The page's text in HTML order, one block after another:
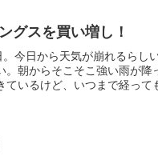
グスを買い増し！
今日から天気が崩れるらし
。朝からそこそこ強い雨が
ているけど、いつまで経って